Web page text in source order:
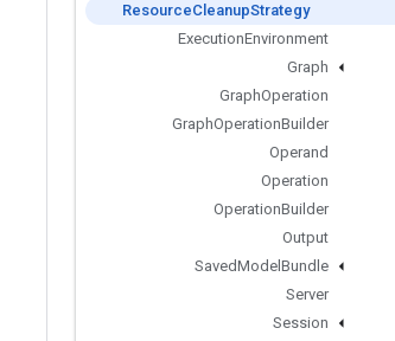
ResourceCleanupStrategy
ExecutionEnvironment
Graph
GraphOperation
GraphOperationBuilder
Operand
Operation
OperationBuilder
Output
SavedModel Bundle
Server
Session